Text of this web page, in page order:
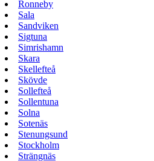
Ronneby
Sala
Sandviken
Sigtuna
Simrishamn
Skara
Skellefteå
Skövde
Sollefteå
Sollentuna
Solna
Sotenäs
Stenungsund
Stockholm
Strängnäs